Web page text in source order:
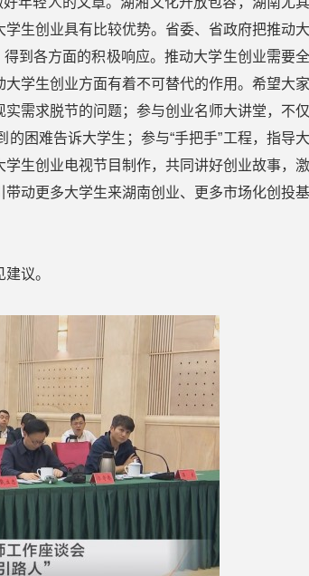
生创业具有比较优势。省委、省政府把推动
到各方面的积极响应。推动大学生创业需要
学生创业方面有着不可替代的作用。希望大
需求脱节的问题；参与创业名师大讲堂，不
困难告诉大学生；参与“手把手”工程，指导
生创业电视节目制作，共同讲好创业故事，
动更多大学生来湖南创业、更多市场化创投
议。